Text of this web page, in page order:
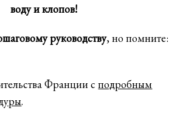
воду и клопов!
руководству, но помните:
Франции сподробным
.